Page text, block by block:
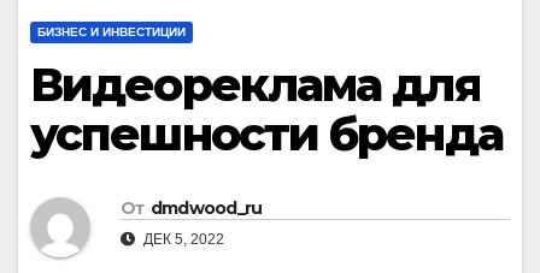
БИЗНЕС И ИНВЕСТИЦИИ
Видеореклама для
успешности бренда
От dmdwood_ru
ДЕК 5, 2022